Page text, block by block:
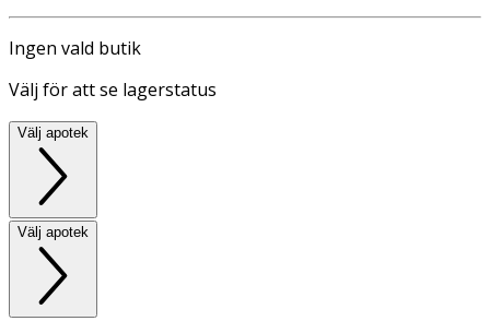
Ingen vald butik
Välj för att se lagerstatus
Välj apotek
Välj apotek